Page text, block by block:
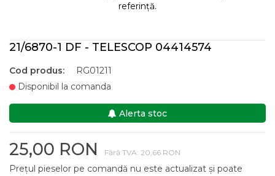
referință.
21/6870-1 DF - TELESCOP 04414574
Cod produs:
RG01211
Disponibil la comanda
Alerta stoc
25,00 RON Fără TVA: 20,66 RON
Prețul pieselor pe comandă nu este actualizat și poate